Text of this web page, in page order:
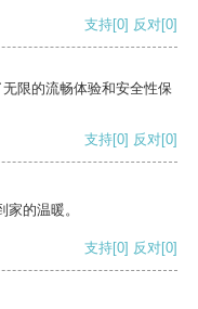
支持[0] 反对[0]
限的流畅体验和安全性保
支持[0] 反对[0]
的温暖。
支持[0] 反对[0]